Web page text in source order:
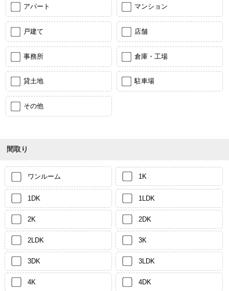
アパート マンション
戸建て 店舗
事務所 倉庫・工場
貸土地 駐車場
その他
間取り
ワンルーム 1K
1DK 1LDK
2K 2DK
2LDK 3K
3DK 3LDK
4K 4DK